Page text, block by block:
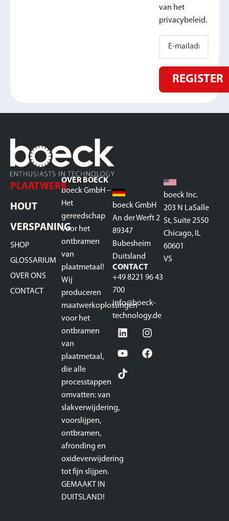
van het
privacybeleid.
REGISTER
PLAATWERK
HOUT
VERSPANING
SHOP
GLOSSARIUM
OVER ONS
CONTACT
OVER BOECK
boeck GmbH –
Het
gereedschap
voor het
ontbramen
van
plaatmetaal!
Wij
produceren
maatwerkoplossingen
voor het
ontbramen
van
plaatmetaal,
die alle
processtappen
omvatten: van
slakverwijdering,
voorslijpen,
ontbramen,
afronding en
oxideverwijdering
tot fijn slijpen.
GEMAAKT IN
DUITSLAND!
boeck GmbH
An der Werft 2
89347
Bubesheim
Duitsland
CONTACT
+49 8221 96 43
700
info@boeck-
technology.de
boeck Inc.
203 N LaSalle
St, Suite 2550
Chicago, IL
60601
VS